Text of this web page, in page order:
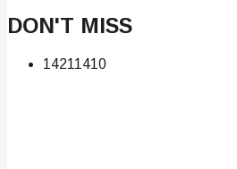
DON'T MISS
14211410